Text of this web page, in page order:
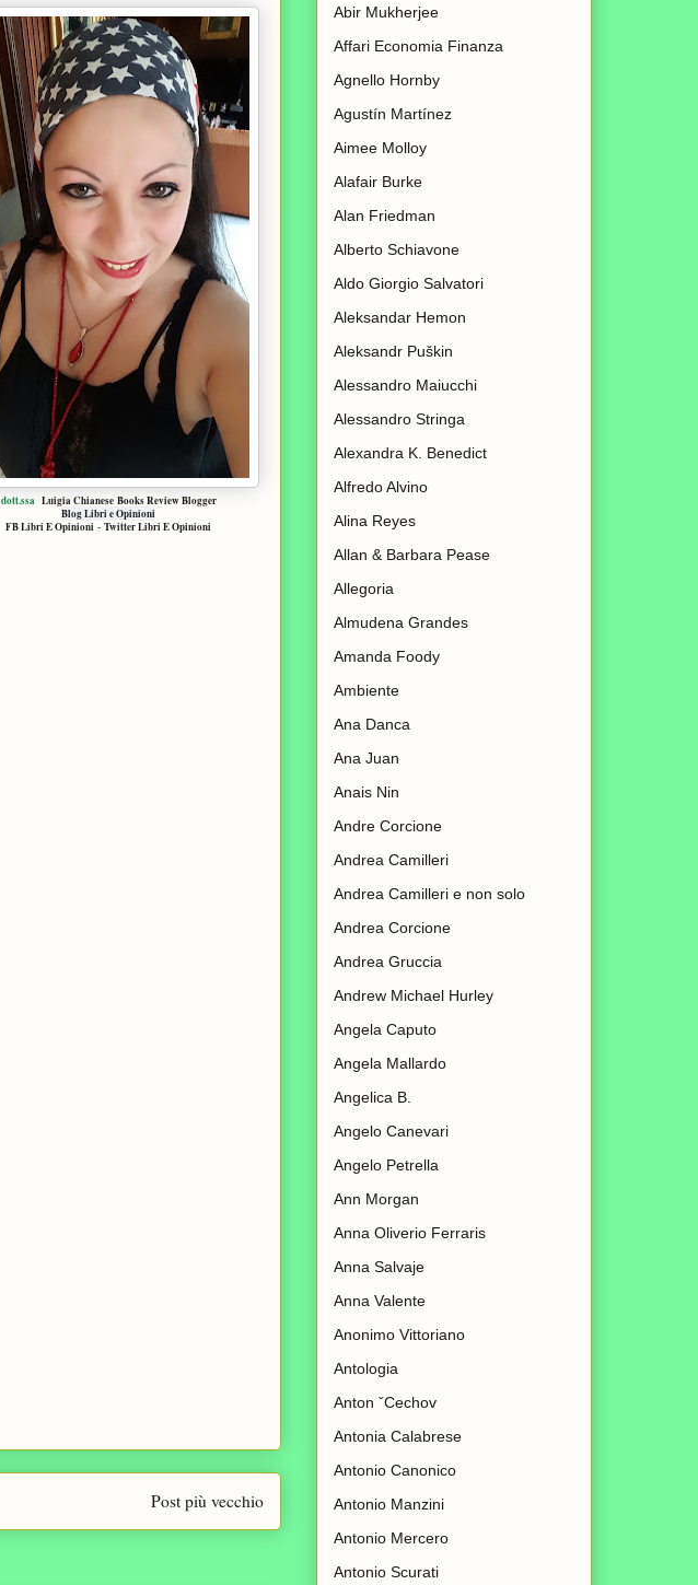
dott.ssa Luigia Chianese Books Review Blogger
Blog Libri e Opinioni
FB Libri E Opinioni - Twitter Libri E Opinioni
Post più vecchio
Abir Mukherjee
Affari Economia Finanza
Agnello Hornby
Agustín Martínez
Aimee Molloy
Alafair Burke
Alan Friedman
Alberto Schiavone
Aldo Giorgio Salvatori
Aleksandar Hemon
Aleksandr Puškin
Alessandro Maiucchi
Alessandro Stringa
Alexandra K. Benedict
Alfredo Alvino
Alina Reyes
Allan & Barbara Pease
Allegoria
Almudena Grandes
Amanda Foody
Ambiente
Ana Danca
Ana Juan
Anais Nin
Andre Corcione
Andrea Camilleri
Andrea Camilleri e non solo
Andrea Corcione
Andrea Gruccia
Andrew Michael Hurley
Angela Caputo
Angela Mallardo
Angelica B.
Angelo Canevari
Angelo Petrella
Ann Morgan
Anna Oliverio Ferraris
Anna Salvaje
Anna Valente
Anonimo Vittoriano
Antologia
Anton ˇCechov
Antonia Calabrese
Antonio Canonico
Antonio Manzini
Antonio Mercero
Antonio Scurati